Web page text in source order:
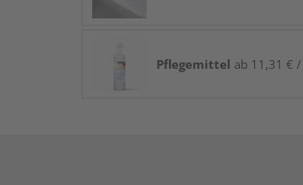
Pflegemittel ab 11,31 € /